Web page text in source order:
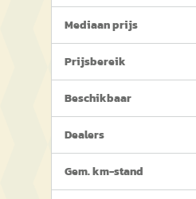
Mediaan prijs
Prijsbereik
Beschikbaar
Dealers
Gem. km-stand